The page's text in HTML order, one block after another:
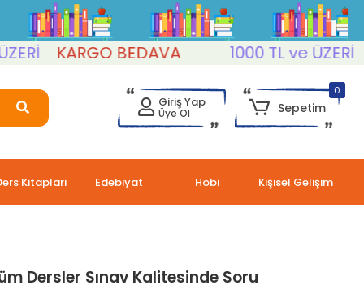
KARGO BEDAVA 1000 TL ve ÜZERİ
Giriş Yap
Üye Ol
0
Sepetim
Kitapları Edebiyat Hobi Kişisel Gelişim
Dersler Sınav Kalitesinde Soru